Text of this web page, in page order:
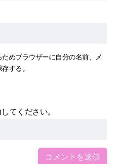
めブラウザーに自分の名前、メ
する。
てください。